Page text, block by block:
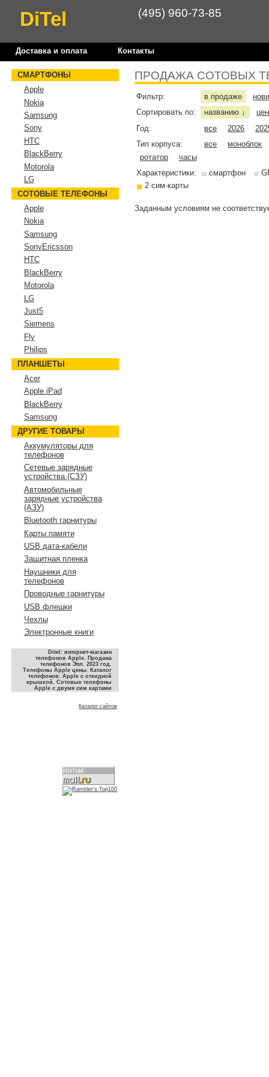
DiTel (495) 960-73-85
Доставка и оплата Контакты
ПРОДАЖА СОТОВЫХ
Фильтр: в продаже
Сортировать по:
названию ↓
Год:
все 2026
Тип корпуса:
все
моноблок
ротатор
часы
Характеристики:
смартфон
2 сим-карты
Заданным условиям не
СМАРТФОНЫ
Apple
Nokia
Samsung
Sony
HTC
BlackBerry
Motorola
LG
СОТОВЫЕ ТЕЛЕФОНЫ
Apple
Nokia
Samsung
SonyEricsson
HTC
BlackBerry
Motorola
LG
Just5
Siemens
Fly
Philips
ПЛАНШЕТЫ
Acer
Apple iPad
BlackBerry
Samsung
ДРУГИЕ ТОВАРЫ
Аккумуляторы для
телефонов
Сетевые зарядные
устройства (СЗУ)
Автомобильные
зарядные устройства
(АЗУ)
Bluetooth гарнитуры
Карты памяти
USB дата-кабели
Защитная пленка
Наушники для
телефонов
Проводные гарнитуры
USB флешки
Чехлы
Электронные книги
Ditel: интернет-магазин
телефонов Apple. Продажа
телефонов Эпл. 2023 год.
Телефоны Apple цены. Каталог
телефонов: Apple с откидной
крышкой. Сотовые телефоны
Apple с двумя сим картами
Каталог сайтов